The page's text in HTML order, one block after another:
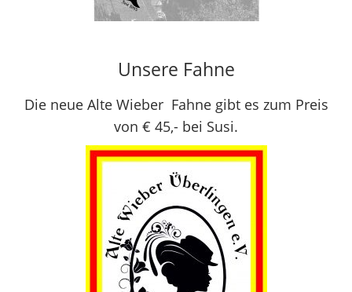
Maike Bader
Vereinsspitze. Der Verein
dankt allen
Ausgeschiedenen,
insbesondere Andrea Maier
für 18 Jahre
Vorstandsarbeit, davon 8
Jahre als 1. Vorsitzende.
Unsere Fahne
Die neue Alte Wieber Fahne gibt es zum Preis
von € 45,- bei Susi.